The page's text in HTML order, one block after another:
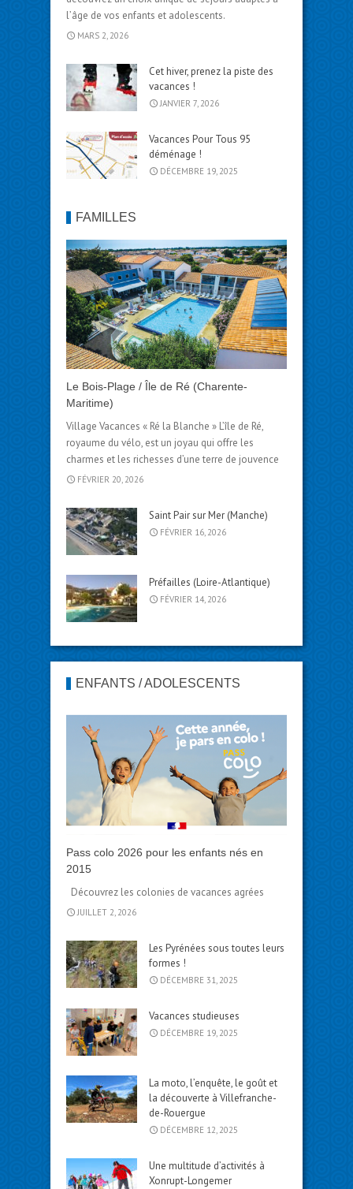
l’âge de vos enfants et adolescents.
MARS 2, 2026
Cet hiver, prenez la piste des
vacances !
JANVIER 7, 2026
Vacances Pour Tous 95
déménage !
DÉCEMBRE 19, 2025
FAMILLES
Le Bois-Plage / Île de Ré (Charente-
Maritime)
Village Vacances « Ré la Blanche » L’île de Ré,
royaume du vélo, est un joyau qui offre les
charmes et les richesses d’une terre de jouvence
FÉVRIER 20, 2026
Saint Pair sur Mer (Manche)
FÉVRIER 16, 2026
Préfailles (Loire-Atlantique)
FÉVRIER 14, 2026
ENFANTS / ADOLESCENTS
Pass colo 2026 pour les enfants nés en
2015
Découvrez les colonies de vacances agrées
JUILLET 2, 2026
Les Pyrénées sous toutes leurs
formes !
DÉCEMBRE 31, 2025
Vacances studieuses
DÉCEMBRE 19, 2025
La moto, l’enquête, le goût et
la découverte à Villefranche-
de-Rouergue
DÉCEMBRE 12, 2025
Une multitude d’activités à
Xonrupt-Longemer